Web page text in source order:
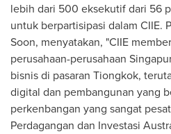
lebih dari 500 eksekutif dari 56
untuk berpartisipasi dalam CIIE.
Soon, menyatakan, "CIIE
perusahaan-perusahaan
bisnis di pasaran Tiongkok,
digital dan pembangunan yang
perkenbangan yang sangat
Perdagangan dan Investasi